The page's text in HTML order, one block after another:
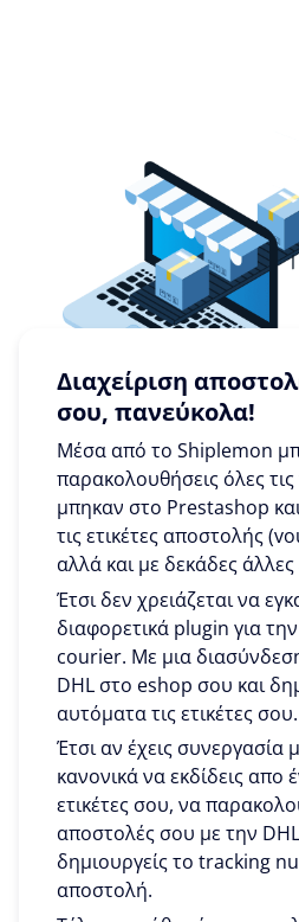
Διαχείριση
σου, πανεύκολα!
Μέσα από το Shiplemon
παρακολουθήσεις όλες
μπηκαν στο Prestashop
τις ετικέτες αποστολής
αλλά και με δεκάδες άλλες
Έτσι δεν χρειάζεται να
διαφορετικά plugin για
courier. Με μια
DHL στο eshop σου και
αυτόματα τις ετικέτες σου.
Έτσι αν έχεις συνεργασία
κανονικά να εκδίδεις απο
ετικέτες σου, να
αποστολές σου με την
δημιουργείς το tracking
αποστολή.